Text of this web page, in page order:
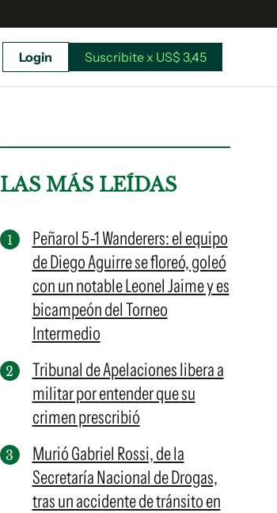
Suscribite x US$ 3,45
Login Suscribite x US$ 3,45
LAS MÁS LEÍDAS
Peñarol 5-1 Wanderers: el equipo
de Diego Aguirre se floreó, goleó
con un notable Leonel Jaime y es
bicampeón del Torneo
Intermedio
Tribunal de Apelaciones libera a
militar por entender que su
crimen prescribió
Murió Gabriel Rossi, de la
Secretaría Nacional de Drogas,
tras un accidente de tránsito en